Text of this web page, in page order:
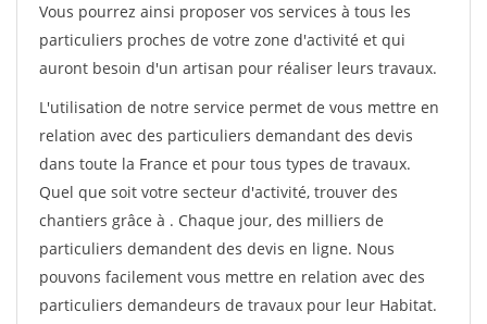
Vous pourrez ainsi proposer vos services à tous les
particuliers proches de votre zone d'activité et qui
auront besoin d'un artisan pour réaliser leurs travaux.
L'utilisation de notre service permet de vous mettre en
relation avec des particuliers demandant des devis
dans toute la France et pour tous types de travaux.
Quel que soit votre secteur d'activité, trouver des
chantiers grâce à . Chaque jour, des milliers de
particuliers demandent des devis en ligne. Nous
pouvons facilement vous mettre en relation avec des
particuliers demandeurs de travaux pour leur Habitat.